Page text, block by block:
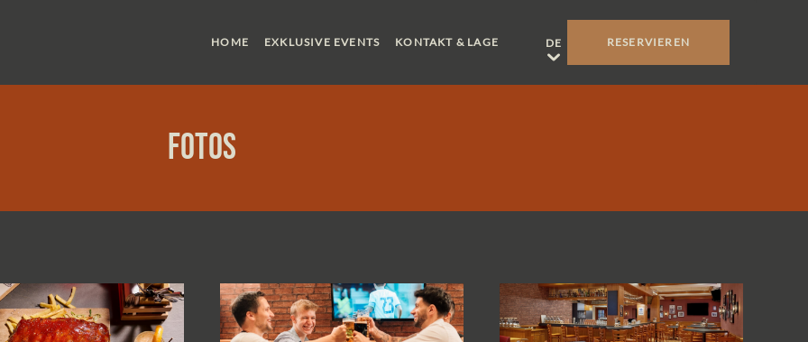
HOME EXKLUSIVE EVENTS KONTAKT & LAGE RESERVIEREN
Fotos